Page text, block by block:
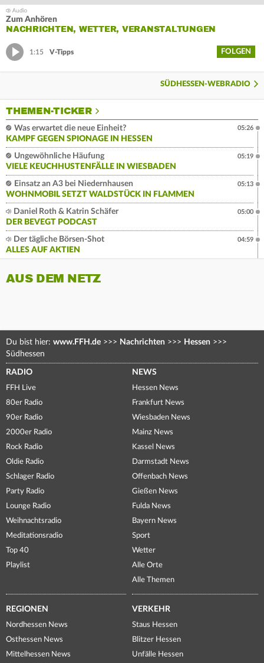
Zum Anhören
NACHRICHTEN, WETTER, VERANSTALTUNGEN
1:15 V-Tipps FOLGEN
SÜDHESSEN-WEBRADIO
THEMEN-TICKER
Was erwartet die neue Einheit?
KAMPF GEGEN SPIONAGE IN HESSEN
05:26
Ungewöhnliche Häufung
VIELE KEUCHHUSTENFÄLLE IN WIESBADEN
05:19
Einsatz an A3 bei Niedernhausen
WOHNMOBIL SETZT WALDSTÜCK IN FLAMMEN
05:13
Daniel Roth & Katrin Schäfer
DER BEVEGT PODCAST
05:00
Der tägliche Börsen-Shot
ALLES AUF AKTIEN
04:59
AUS DEM NETZ
Du bist hier: www.FFH.de >>> Nachrichten >>> Hessen >>>
Südhessen
RADIO
FFH Live
80er Radio
90er Radio
2000er Radio
Rock Radio
Oldie Radio
Schlager Radio
Party Radio
Lounge Radio
Weihnachtsradio
Meditationsradio
Top 40
Playlist
NEWS
Hessen News
Frankfurt News
Wiesbaden News
Mainz News
Kassel News
Darmstadt News
Offenbach News
Gießen News
Fulda News
Bayern News
Sport
Wetter
Alle Orte
Alle Themen
REGIONEN
Nordhessen News
Osthessen News
Mittelhessen News
VERKEHR
Staus Hessen
Blitzer Hessen
Unfälle Hessen